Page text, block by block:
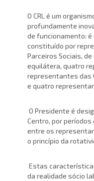
O CRL é um
profundamente
de funcionamento:
constituído por
Parceiros Sociais,
equilátera, quatro
representantes das
e quatro
O Presidente é
Centro, por períodos
entre os
o princípio da
Estas
da realidade sócio